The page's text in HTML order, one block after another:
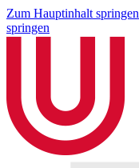
Zum Hauptinhalt springen
springen